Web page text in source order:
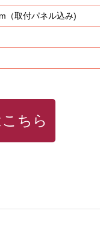
よくある質問 会社概要
（取付パネル込み)
ちら